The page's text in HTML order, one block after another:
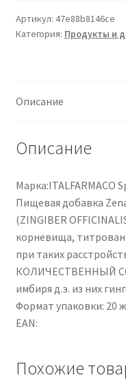
20
Compresse
Артикул: 47e88b8146ce
Категория: Продукты и
Описание
Описание
Марка:ITALFARMACO
Пищевая добавка
(ZINGIBER
корневища,
при таких
КОЛИЧЕСТВЕННЫЙ
имбиря д.э. из них
Формат упаковки: 20
EAN:
Похожие